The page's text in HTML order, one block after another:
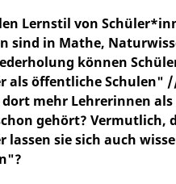
Lernstil von
sind in Mathe,
können
öffentliche Schulen"
mehr Lehrerinnen
gehört? Vermutlich,
lassen sie sich auch